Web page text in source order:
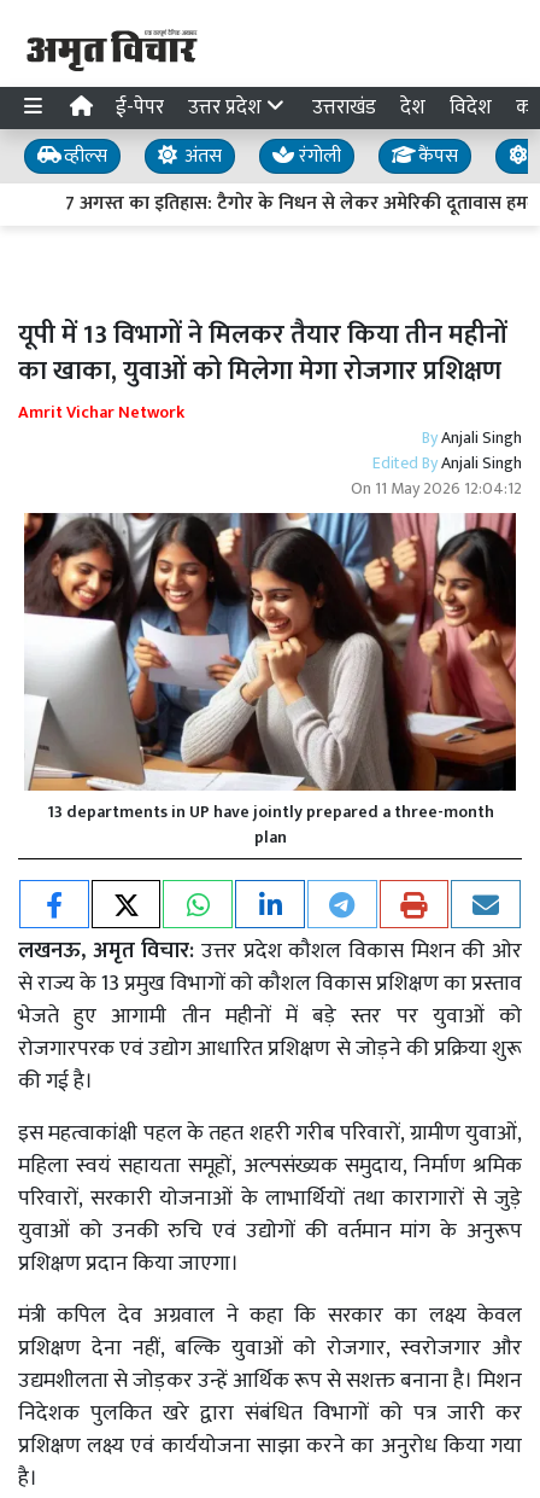
ई-पेपर उत्तर प्रदेश उत्तराखंड देश विदेश
व्हील्स अंतस रंगोली कैंपस
7 अगस्त का इतिहास: टैगोर के निधन से लेकर अमेरिकी दूतावास
यूपी में 13 विभागों ने मिलकर तैयार किया तीन महीनों
का खाका, युवाओं को मिलेगा मेगा रोजगार प्रशिक्षण
Amrit Vichar Network
ByAnjali Singh
Edited ByAnjali Singh
On 11 May 2026 12:04:12
13 departments in UP have jointly prepared a three-month
plan
लखनऊ, अमृत विचार: उत्तर प्रदेश कौशल विकास मिशन की ओर
से राज्य के 13 प्रमुख विभागों को कौशल विकास प्रशिक्षण का प्रस्ताव
भेजते हुए आगामी तीन महीनों में बड़े स्तर पर युवाओं को
रोजगारपरक एवं उद्योग आधारित प्रशिक्षण से जोड़ने की प्रक्रिया शुरू
की गई है।
इस महत्वाकांक्षी पहल के तहत शहरी गरीब परिवारों, ग्रामीण युवाओं,
महिला स्वयं सहायता समूहों, अल्पसंख्यक समुदाय, निर्माण श्रमिक
परिवारों, सरकारी योजनाओं के लाभार्थियों तथा कारागारों से जुड़े
युवाओं को उनकी रुचि एवं उद्योगों की वर्तमान मांग के अनुरूप
प्रशिक्षण प्रदान किया जाएगा।
मंत्री कपिल देव अग्रवाल ने कहा कि सरकार का लक्ष्य केवल
प्रशिक्षण देना नहीं, बल्कि युवाओं को रोजगार, स्वरोजगार और
उद्यमशीलता से जोड़कर उन्हें आर्थिक रूप से सशक्त बनाना है। मिशन
निदेशक पुलकित खरे द्वारा संबंधित विभागों को पत्र जारी कर
प्रशिक्षण लक्ष्य एवं कार्ययोजना साझा करने का अनुरोध किया गया
है।